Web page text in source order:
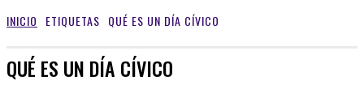
INICIO ETIQUETAS QUÉ ES UN DÍA CÍVICO
QUÉ ES UN DÍA CÍVICO